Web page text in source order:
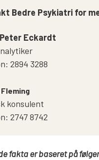
Bedre Psykiatri for
Eckardt
2894 3288
Fleming
konsulent
2747 8742
fakta er baseret på